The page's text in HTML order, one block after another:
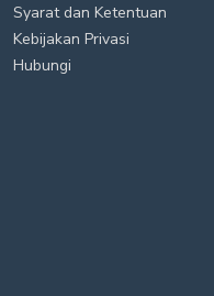
Syarat dan Ketentuan
Kebijakan Privasi
Hubungi